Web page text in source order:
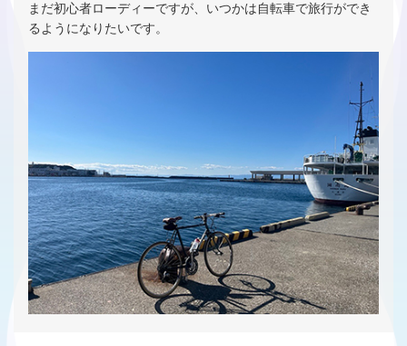
まだ初心者ローディーですが、いつかは自転車で旅行ができ
るようになりたいです。